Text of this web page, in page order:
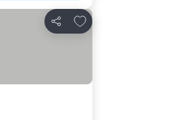
Compartir
Añadir a favoritos